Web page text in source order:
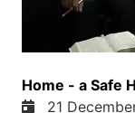
Home - a Safe
21